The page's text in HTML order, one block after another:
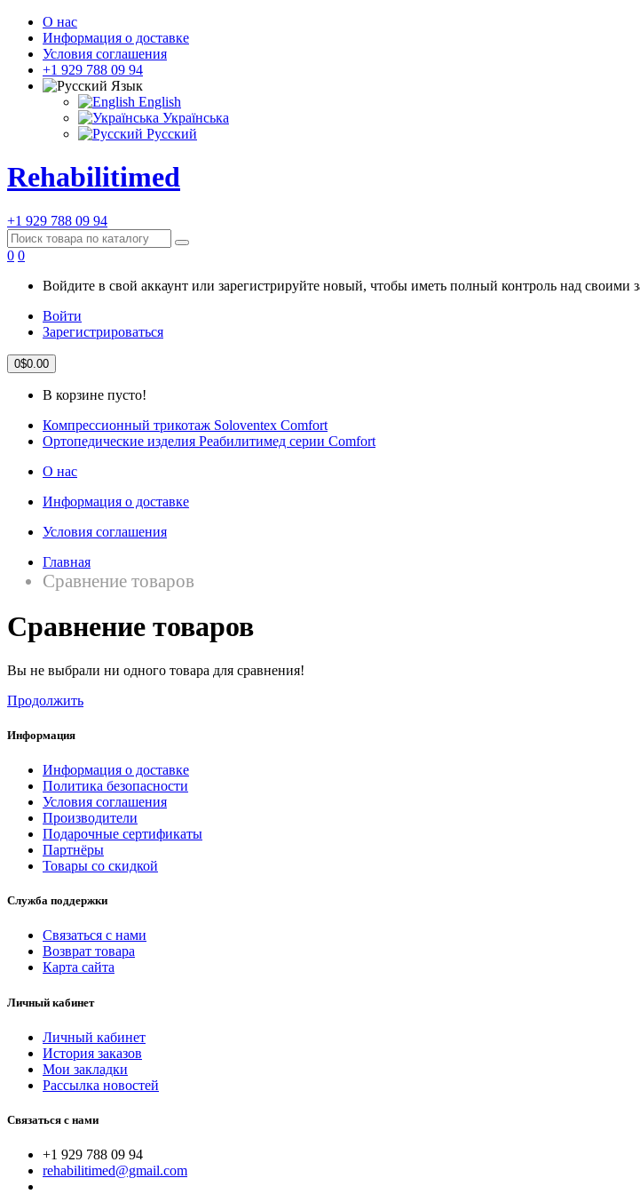
О нас
Информация о доставке
Условия соглашения
+1 929 788 09 94
Язык
English
Українська
Русский
Rehabilitimed
+1 929 788 09 94
0 0
Войдите в свой аккаунт или зарегистрируйте новый, чтобы иметь полный контроль над своими
Войти
Зарегистрироваться
0$0.00
В корзине пусто!
Компрессионный трикотаж Soloventex Comfort
Ортопедические изделия Реабилитимед серии Comfort
О нас
Информация о доставке
Условия соглашения
Главная
Сравнение товаров
Сравнение товаров
Вы не выбрали ни одного товара для сравнения!
Продолжить
Информация
Информация о доставке
Политика безопасности
Условия соглашения
Производители
Подарочные сертификаты
Партнёры
Товары со скидкой
Служба поддержки
Связаться с нами
Возврат товара
Карта сайта
Личный кабинет
Личный кабинет
История заказов
Мои закладки
Рассылка новостей
Связаться с нами
+1 929 788 09 94
rehabilitimed@gmail.com